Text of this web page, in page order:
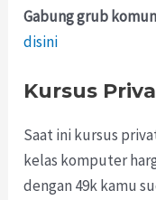
Gabung grub
disini
Kursus
Saat ini kursus
kelas komputer
dengan 49k kamu